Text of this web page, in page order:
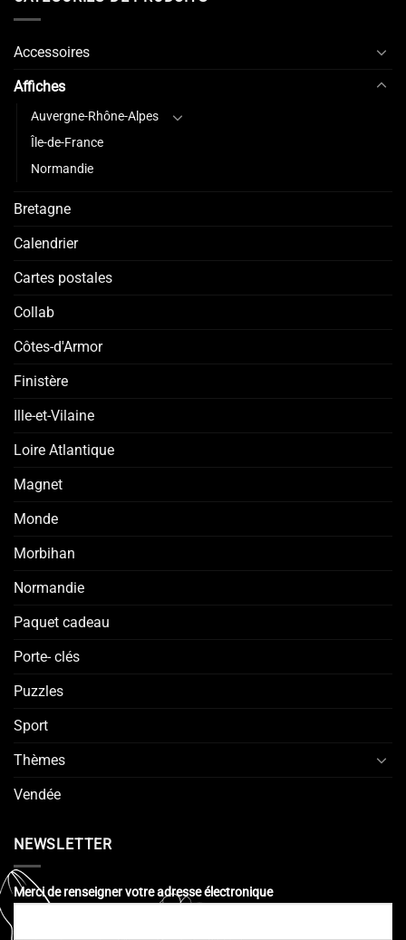
Accessoires
Affiches
Auvergne-Rhône-Alpes
Île-de-France
Normandie
Bretagne
Calendrier
Cartes postales
Collab
Côtes-d'Armor
Finistère
Ille-et-Vilaine
Loire Atlantique
Magnet
Monde
Morbihan
Normandie
Paquet cadeau
Porte- clés
Puzzles
Sport
Thèmes
Vendée
NEWSLETTER
Merci de renseigner votre adresse électronique